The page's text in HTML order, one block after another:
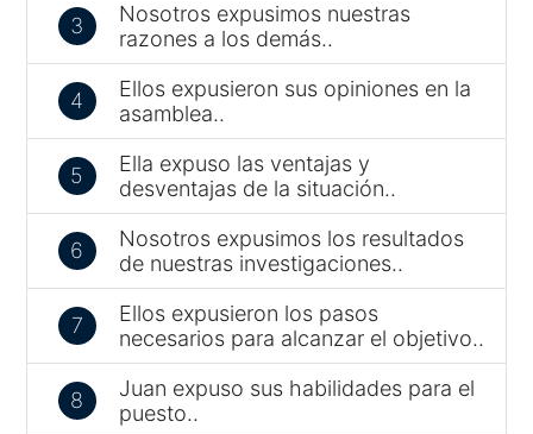
3
Nosotros expusimos nuestras
razones a los demás..
4
Ellos expusieron sus opiniones en la
asamblea..
5
Ella expuso las ventajas y
desventajas de la situación..
6
Nosotros expusimos los resultados
de nuestras investigaciones..
7
Ellos expusieron los pasos
necesarios para alcanzar el objetivo..
8
Juan expuso sus habilidades para el
puesto..